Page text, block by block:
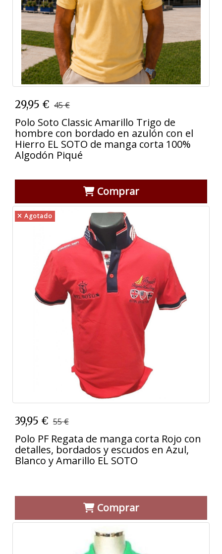
29,95 € 45 €
Polo Soto Classic Amarillo Trigo de
hombre con bordado en azulón con el
Hierro EL SOTO de manga corta 100%
Algodón Piqué
Comprar
Agotado
39,95 € 55 €
Polo PF Regata de manga corta Rojo con
detalles, bordados y escudos en Azul,
Blanco y Amarillo EL SOTO
Comprar